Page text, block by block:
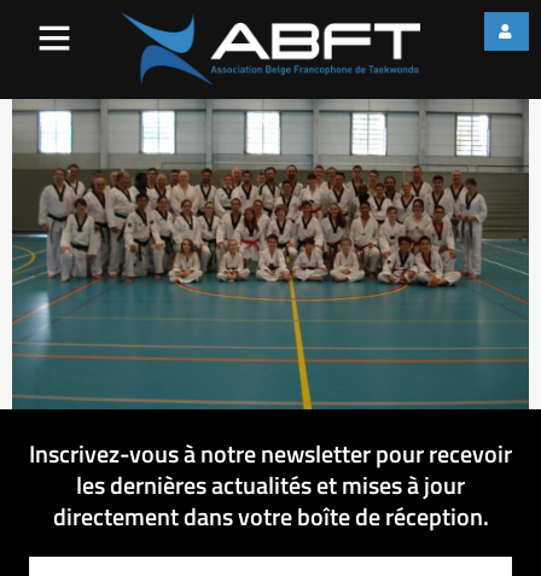
Inscrivez-vous à notre newsletter pour recevoir
les dernières actualités et mises à jour
directement dans votre boîte de réception.